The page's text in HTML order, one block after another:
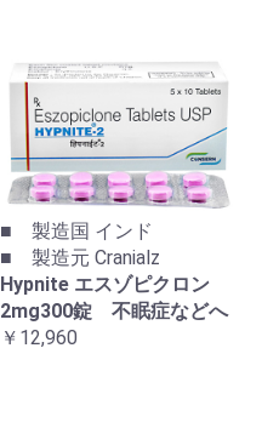
■ 製造国 インド
■ 製造元 Cranialz
Hypnite エスゾピクロン
2mg300錠 不眠症などへ
￥12,960